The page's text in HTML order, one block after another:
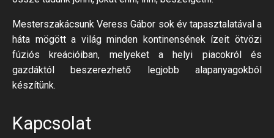
Mesterszakácsunk Veress Gábor sok év tapasztalatával a
háta mögött a világ minden kontinensének ízeit ötvözi
fúziós kreációiban, melyeket a helyi piacokról és
gazdáktól beszerezhető legjobb alapanyagokból
készítünk.
Kapcsolat